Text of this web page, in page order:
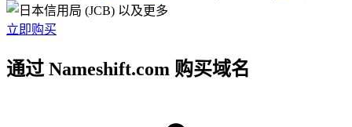
以及更多
立即购买
通过 Nameshift.com 购买域名